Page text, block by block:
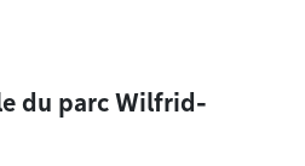
du parc Wilfrid-